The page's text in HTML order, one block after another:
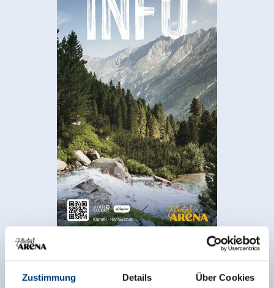
Zustimmung Details Über Cookies
Zurück zur Übersicht